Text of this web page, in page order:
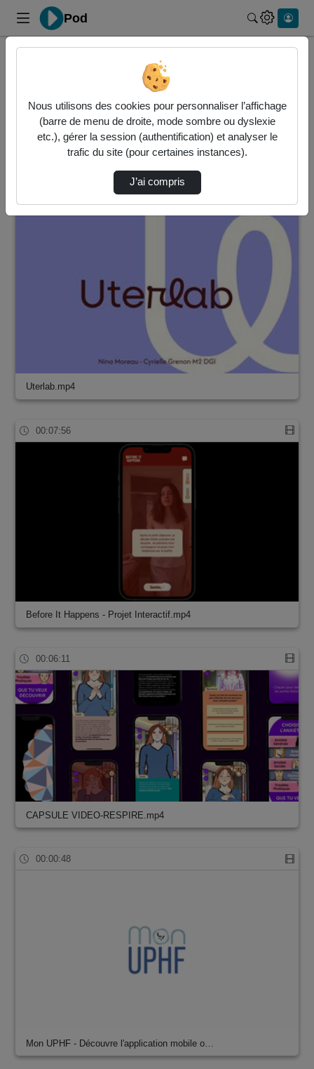
Pod
8 vidéos trouvées
Audio Vidéo Statistiques de vues
Direction de tri
00:08:52
Uterlab.mp4
00:07:56
Before It Happens - Projet Interactif.mp4
00:06:11
CAPSULE VIDEO-RESPIRE.mp4
00:00:48
Mon UPHF - Découvre l'application mobile o…
Nous utilisons des cookies pour personnaliser l’affichage
(barre de menu de droite, mode sombre ou dyslexie
etc.), gérer la session (authentification) et analyser le
trafic du site (pour certaines instances).
J’ai compris